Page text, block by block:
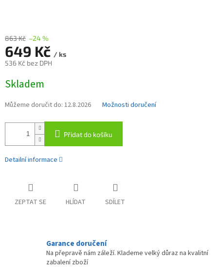
863 Kč –24 %
649 Kč / ks
536 Kč bez DPH
cena:
Skladem
Můžeme doručit do: 12.8.2026 Možnosti doručení
Přidat do košíku
Detailní informace
ZEPTAT SE HLÍDAT SDÍLET
Garance doručení
Na přepravě nám záleží. Klademe velký důraz na kvalitní
zabalení zboží